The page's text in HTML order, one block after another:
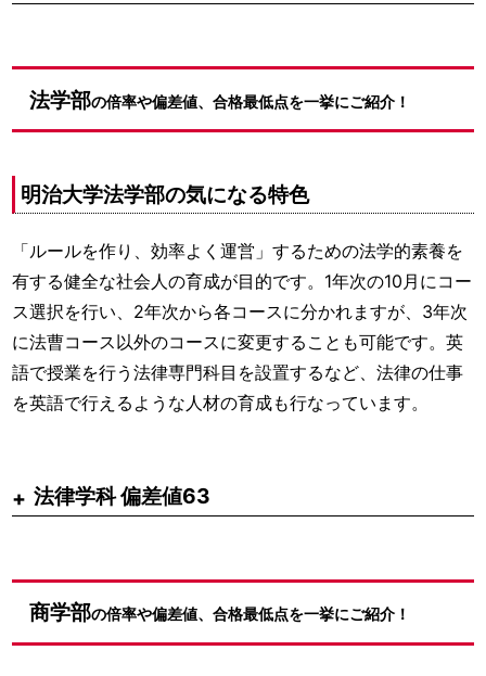
法学部の倍率や偏差値、合格最低点を一挙にご紹介！
明治大学法学部の気になる特色
「ルールを作り、効率よく運営」するための法学的素養を
有する健全な社会人の育成が目的です。1年次の10月にコー
ス選択を行い、2年次から各コースに分かれますが、3年次
に法曹コース以外のコースに変更することも可能です。英
語で授業を行う法律専門科目を設置するなど、法律の仕事
を英語で行えるような人材の育成も行なっています。
法律学科 偏差値63
商学部の倍率や偏差値、合格最低点を一挙にご紹介！